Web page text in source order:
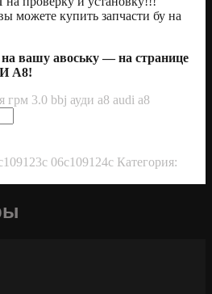
можете купить запчасти бу на
вашу авоську — на странице
А8!
3.0 bbj ауди а8 audi a8
06c109124c Категория: